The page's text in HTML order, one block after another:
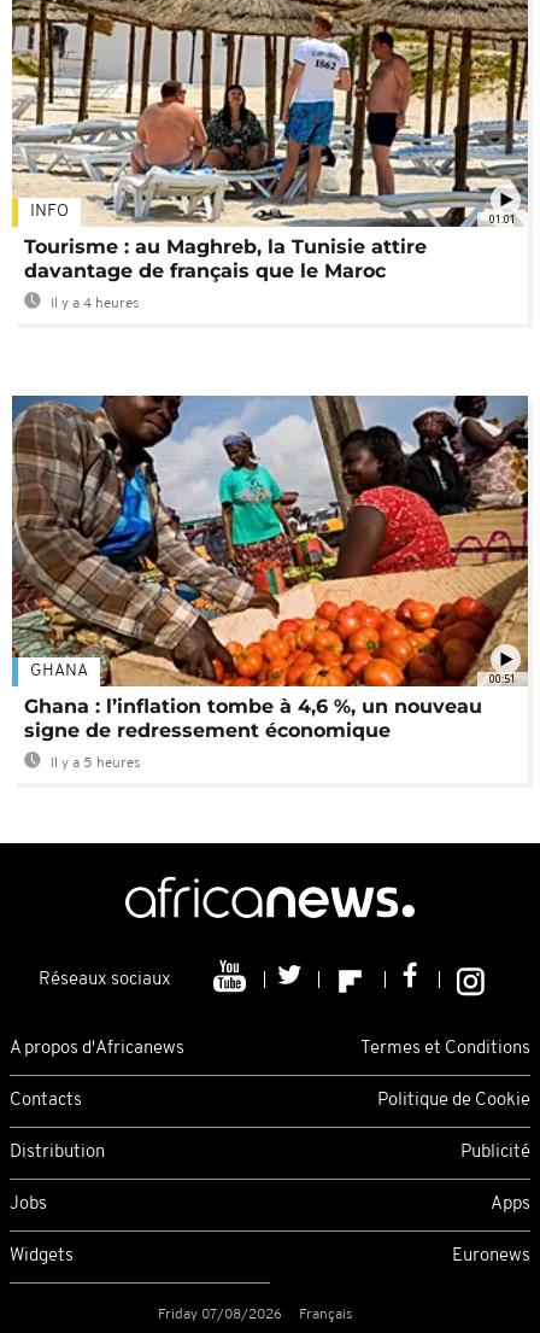
01:01
INFO
Tourisme : au Maghreb, la Tunisie attire
davantage de français que le Maroc
Il y a 4 heures
00:51
GHANA
Ghana : l’inflation tombe à 4,6 %, un nouveau
signe de redressement économique
Il y a 5 heures
Réseaux sociaux
A propos d'Africanews Termes et Conditions
Contacts Politique de Cookie
Distribution Publicité
Jobs Apps
Widgets Euronews
Friday 07/08/2026